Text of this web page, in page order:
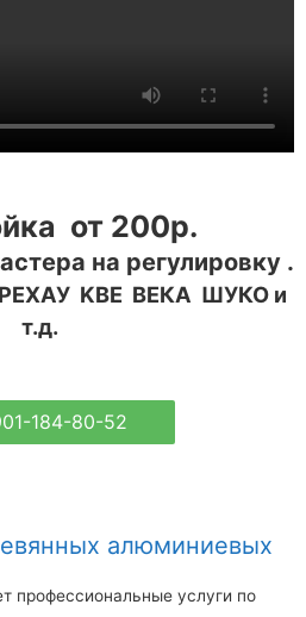
от 200р.
на регулировку .
KBE ВЕКА ШУКО и
т.д.
184-80-52
алюминиевых
профессиональные услуги по